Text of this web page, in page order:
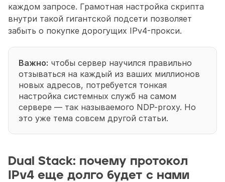
каждом запросе. Грамотная настройка скрипта
внутри такой гигантской подсети позволяет
забыть о покупке дорогущих IPv4-прокси.
Важно: чтобы сервер научился правильно
отзываться на каждый из ваших миллионов
новых адресов, потребуется тонкая
настройка системных служб на самом
сервере — так называемого NDP-proxy. Но
это уже тема совсем другой статьи.
Dual Stack: почему протокол
IPv4 еще долго будет с нами